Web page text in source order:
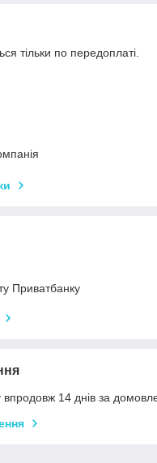
тільки по передоплаті.
Приватбанку
14 днів за